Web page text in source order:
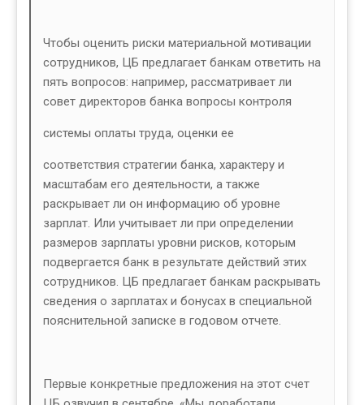
Чтобы оценить риски материальной мотивации
сотрудников, ЦБ предлагает банкам ответить на
пять вопросов: например, рассматривает ли
совет директоров банка вопросы контроля
системы оплаты труда, оценки ее
соответствия стратегии банка, характеру и
масштабам его деятельности, а также
раскрывает ли он информацию об уровне
зарплат. Или учитывает ли при определении
размеров зарплаты уровни рисков, которым
подвергается банк в результате действий этих
сотрудников. ЦБ предлагает банкам раскрывать
сведения о зарплатах и бонусах в специальной
пояснительной записке в годовом отчете.
Первые конкретные предложения на этот счет